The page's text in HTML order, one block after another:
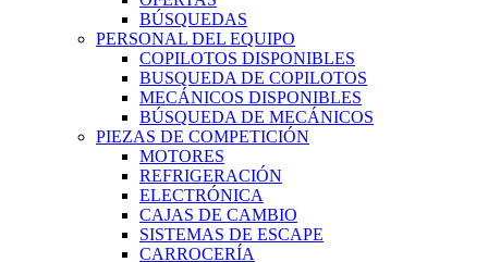
BÚSQUEDAS
PERSONAL DEL EQUIPO
COPILOTOS DISPONIBLES
BUSQUEDA DE COPILOTOS
MECÁNICOS DISPONIBLES
BÚSQUEDA DE MECÁNICOS
PIEZAS DE COMPETICIÓN
MOTORES
REFRIGERACIÓN
ELECTRÓNICA
CAJAS DE CAMBIO
SISTEMAS DE ESCAPE
CARROCERÍA